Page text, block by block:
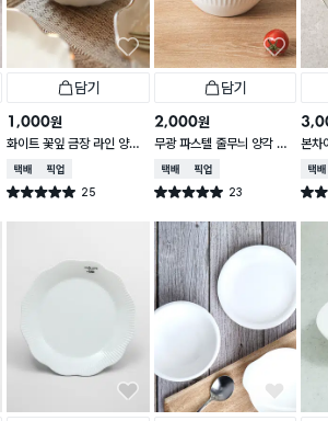
담기
1,000원
화이트 꽃잎 금장 라인 양각
종지 10 cm
택배배송매장픽업
별점 5.0점 25
건 작성
담기
2,000원
무광 파스텔 줄무늬 양각 대
접 13 cm
택배배송매장픽업
별점 5.0점 23
건 작성
본차
접
택배
별점